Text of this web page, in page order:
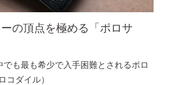
の頂点を極める「ポロサ
でも最も希少で入手困難とされるポロ
コダイル）